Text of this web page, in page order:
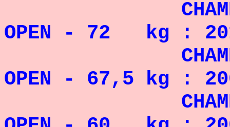
CHAMPIONNE
OPEN - 72 kg :
CHAMPIONNE
OPEN - 67,5 kg :
CHAMPIONNE